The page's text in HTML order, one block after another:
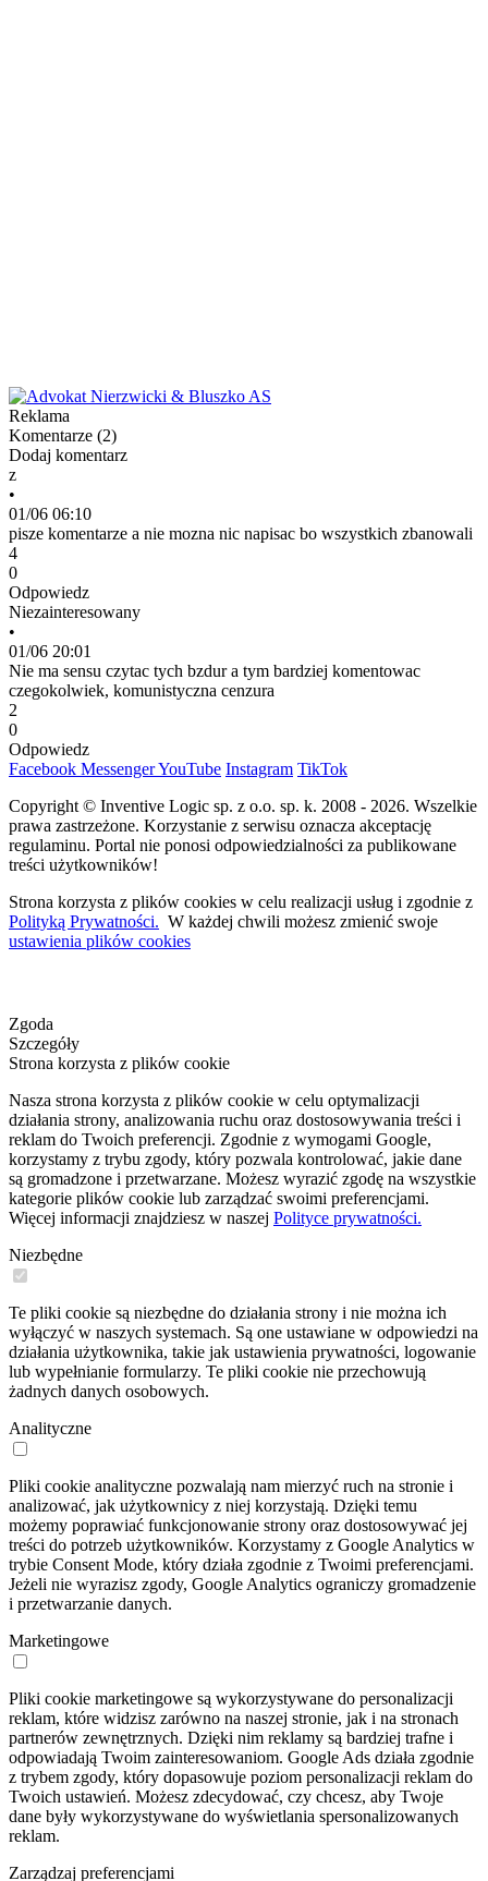
Reklama
Komentarze (2)
Dodaj komentarz
z
•
01/06 06:10
pisze komentarze a nie mozna nic napisac bo wszystkich zbanowali
4
0
Odpowiedz
Niezainteresowany
•
01/06 20:01
Nie ma sensu czytac tych bzdur a tym bardziej komentowac
czegokolwiek, komunistyczna cenzura
2
0
Odpowiedz
Facebook MessengerYouTube Instagram TikTok
Copyright © Inventive Logic sp. z o.o. sp. k. 2008 - 2026. Wszelkie
prawa zastrzeżone. Korzystanie z serwisu oznacza akceptację
regulaminu. Portal nie ponosi odpowiedzialności za publikowane
treści użytkowników!
Strona korzysta z plików cookies w celu realizacji usług i zgodnie z
Polityką Prywatności. W każdej chwili możesz zmienić swoje
ustawienia plików cookies
Zgoda
Szczegóły
Strona korzysta z plików cookie
Nasza strona korzysta z plików cookie w celu optymalizacji
działania strony, analizowania ruchu oraz dostosowywania treści i
reklam do Twoich preferencji. Zgodnie z wymogami Google,
korzystamy z trybu zgody, który pozwala kontrolować, jakie dane
są gromadzone i przetwarzane. Możesz wyrazić zgodę na wszystkie
kategorie plików cookie lub zarządzać swoimi preferencjami.
Więcej informacji znajdziesz w naszej Polityce prywatności.
Niezbędne
Te pliki cookie są niezbędne do działania strony i nie można ich
wyłączyć w naszych systemach. Są one ustawiane w odpowiedzi na
działania użytkownika, takie jak ustawienia prywatności, logowanie
lub wypełnianie formularzy. Te pliki cookie nie przechowują
żadnych danych osobowych.
Analityczne
Pliki cookie analityczne pozwalają nam mierzyć ruch na stronie i
analizować, jak użytkownicy z niej korzystają. Dzięki temu
możemy poprawiać funkcjonowanie strony oraz dostosowywać jej
treści do potrzeb użytkowników. Korzystamy z Google Analytics w
trybie Consent Mode, który działa zgodnie z Twoimi preferencjami.
Jeżeli nie wyrazisz zgody, Google Analytics ograniczy gromadzenie
i przetwarzanie danych.
Marketingowe
Pliki cookie marketingowe są wykorzystywane do personalizacji
reklam, które widzisz zarówno na naszej stronie, jak i na stronach
partnerów zewnętrznych. Dzięki nim reklamy są bardziej trafne i
odpowiadają Twoim zainteresowaniom. Google Ads działa zgodnie
z trybem zgody, który dopasowuje poziom personalizacji reklam do
Twoich ustawień. Możesz zdecydować, czy chcesz, aby Twoje
dane były wykorzystywane do wyświetlania spersonalizowanych
reklam.
Zarządzaj preferencjami